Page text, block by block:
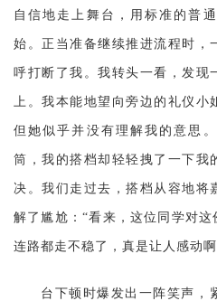
自信地走上舞台，用标准的普
始。正当准备继续推进流程时，
呼打断了我。我转头一看，发现
上。我本能地望向旁边的礼仪小
但她似乎并没有理解我的意思
筒，我的搭档却轻轻拽了一下我
决。我们走过去，搭档从容地将
解了尴尬：“看来，这位同学对
连路都走不稳了，真是让人感动
台下顿时爆发出一阵笑声，